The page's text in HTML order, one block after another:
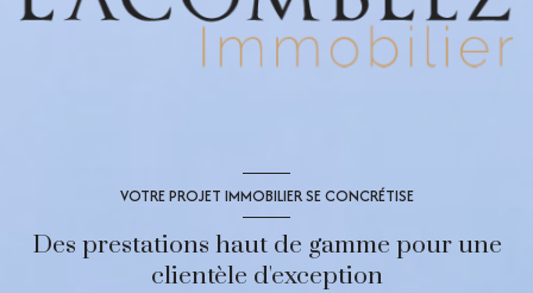
VOTRE PROJET IMMOBILIER SE CONCRÉTISE
Des prestations haut de gamme pour une
clientèle d'exception